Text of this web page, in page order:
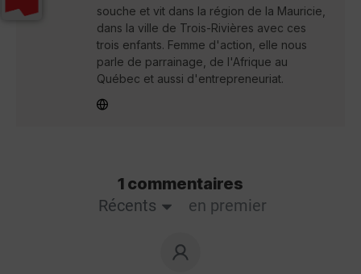
souche et vit dans la région de la Mauricie,
dans la ville de Trois-Rivières avec ces
trois enfants. Femme d'action, elle nous
parle de parrainage, de l'Afrique au
Québec et aussi d'entrepreneuriat.
1 commentaires
Récents
en premier